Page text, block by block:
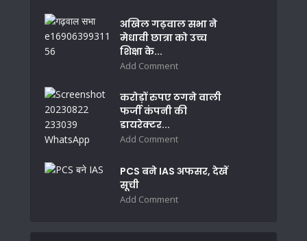
अखिल गढ़वाल सभा ने
मेधावी छात्रा को उच्च
शिक्षा के...
Add Comment
करोड़ों रुपए ठगने वाली
फर्जी कंपनी की
डायरेक्टर...
Add Comment
PCS बने IAS अफसर, देखें
सूची
Add Comment